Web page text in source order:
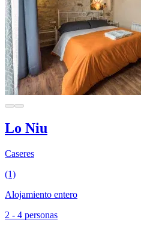
Lo Niu
Caseres
(1)
Alojamiento entero
2 - 4 personas